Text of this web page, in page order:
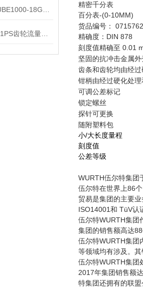
精密千分表
百分表-(0-10MM)
货品编号：
精确度：DIN 878
刻度值精确至 0.01
坚固的抗冲击金属外
齿条和齿轮均由经
钳柄由经过硬化处
可调公差标记
锁定螺丝
探针可更换
随附塑料包
小/大长度量程
刻度值
公差等级
WURTH伍尔特集团
伍尔特在世界上86
贸易是集团的主要
ISO14001和 TüV认
伍尔特WURTH集团
集团的销售额高达
伍尔特WURTH集团
等领域均有涉及。
伍尔特WURTH集团
2017年集团销售额
特集团还拥有的联